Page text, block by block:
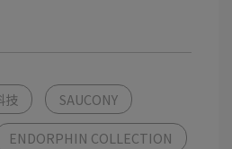
技 SAUCONY
ENDORPHIN COLLECTION